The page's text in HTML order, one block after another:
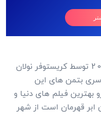
فیلم شوالیه تاریکی که در سال 2008 توسط کریستوفر نولان
بتمن های این
بهترین فیلم های دنیا و
ابر قهرمان است از شهر